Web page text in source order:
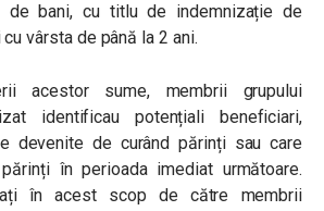
de bani, cu titlu de indemnizație de
vârsta de până la 2 ani.
acestor sume, membrii grupului
identificau potențiali beneficiari,
devenite de curând părinți sau care
în perioada imediat următoare.
în acest scop de către membrii